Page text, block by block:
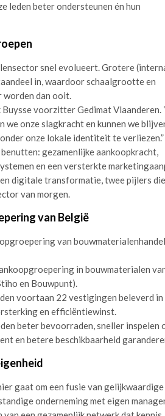
leden beter ondersteunen én hun
snel evolueert. Grotere
in, waardoor schaalgrootte en
worden dan ooit.
voorzitter Gedimat Vlaanderen.
onze slagkracht en kunnen we
onze lokale identiteit te verliezen.”
gezamenlijke aankoopkracht,
en een versterkte
digitale transformatie, twee pijlers die
van morgen.
van België
van
in bouwmaterialen
en Bouwpunt).
voortaan 22 vestigingen beleverd in
en efficiëntiewinst.
beter bevoorraden, sneller inspelen
en betere beschikbaarheid
gaat om een fusie van gelijkwaardige
onderneming met eigen